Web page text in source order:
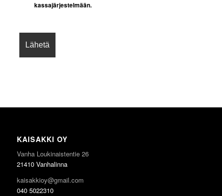
kassajärjestelmään.
KAISAKKI OY
Vanha Loukinaistentie 26
21410 Vanhalinna
kaisakkioy@gmail.com
040 5022310